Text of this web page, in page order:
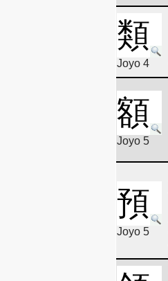
類
Joyo 4
額
Joyo 5
預
Joyo 5